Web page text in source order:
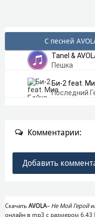
С песней
Tanel &
Пешка
Би-2 feat.
Последний
Комментарии:
Добавить
Скачать AVOLA– Не Мой Герой
онлайн в mp3 с размером 6,43